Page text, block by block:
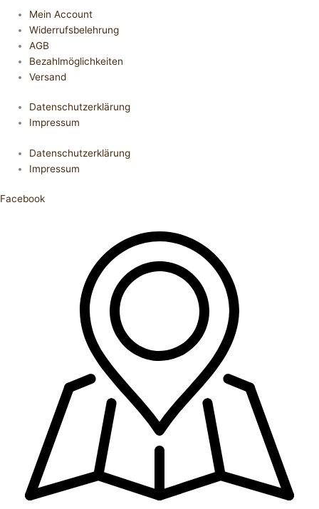
Mein Account
Widerrufsbelehrung
AGB
Bezahlmöglichkeiten
Versand
Datenschutzerklärung
Impressum
Datenschutzerklärung
Impressum
Facebook